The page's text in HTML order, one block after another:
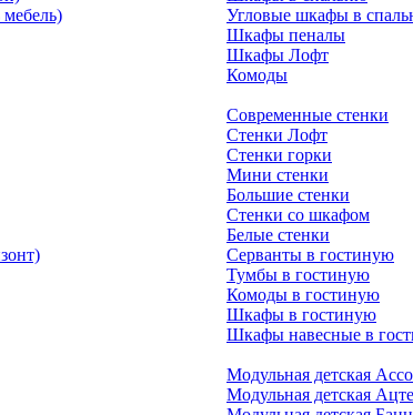
Угловые шкафы в
Шкафы пеналы
Шкафы Лофт
Комоды
Современные стенки
Стенки Лофт
Стенки горки
Мини стенки
Большие стенки
Стенки со шкафом
Белые стенки
Серванты в гостиную
Тумбы в гостиную
Комоды в гостиную
Шкафы в гостиную
Шкафы навесные в
Модульная детская
Модульная детская